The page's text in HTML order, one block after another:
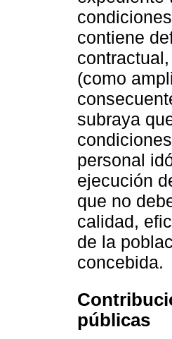
contiene
(como
subraya
personal
ejecución
que no
calidad,
de la
concebida.
públicas